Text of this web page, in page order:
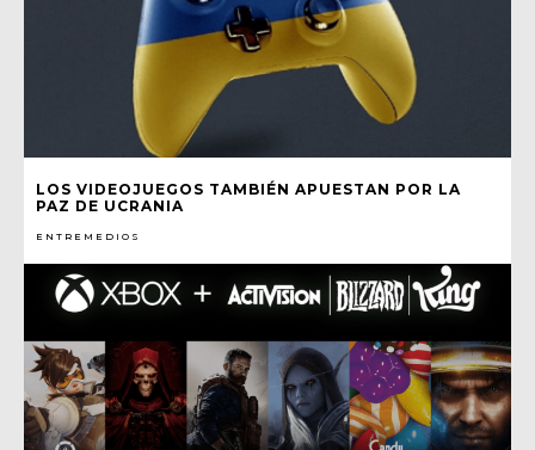
LOS VIDEOJUEGOS TAMBIÉN APUESTAN POR LA
PAZ DE UCRANIA
ENTREMEDIOS